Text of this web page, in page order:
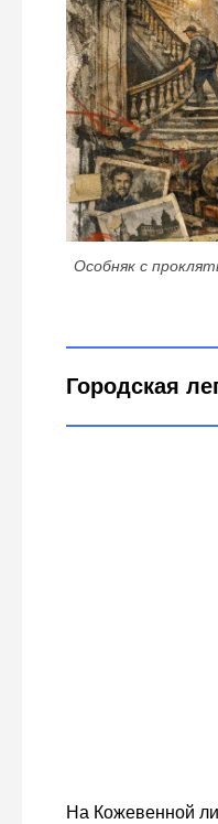
Особняк с
Городская
На Кожевенной